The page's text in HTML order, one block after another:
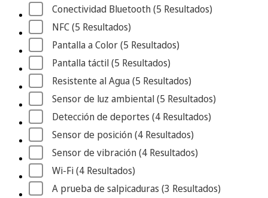
Conectividad Bluetooth (5 Resultados)
NFC (5 Resultados)
Pantalla a Color (5 Resultados)
Pantalla táctil (5 Resultados)
Resistente al Agua (5 Resultados)
Sensor de luz ambiental (5 Resultados)
Detección de deportes (4 Resultados)
Sensor de posición (4 Resultados)
Sensor de vibración (4 Resultados)
Wi-Fi (4 Resultados)
A prueba de salpicaduras (3 Resultados)